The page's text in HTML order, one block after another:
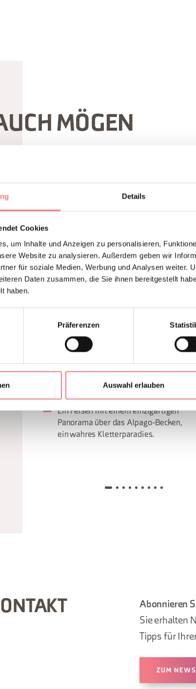
Details
Cookies
um Inhalte und Anzeigen zu personalisieren,
Website zu analysieren. Außerdem geben wir
für soziale Medien, Werbung und Analysen weiter.
Daten zusammen, die Sie ihnen bereitgestellt
haben.
Präferenzen
Auswahl erlauben
MÖGEN
DOLADA-FELSEN
Ein Felsen mit einem einzigartigen
Panorama über das Alpago-Becken,
ein wahres Kletterparadies.
Abonnieren
Sie erhalten
Tipps für
ZUM